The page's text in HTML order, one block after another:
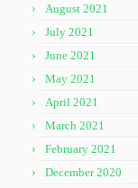
August 2021
July 2021
June 2021
May 2021
April 2021
March 2021
February 2021
December 2020